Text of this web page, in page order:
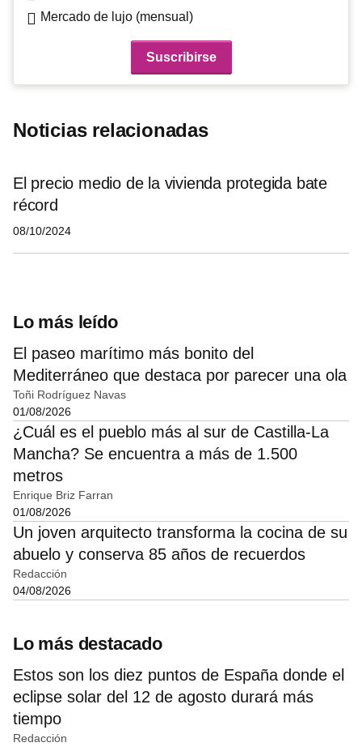
Mercado de lujo (mensual)
Noticias relacionadas
El precio medio de la vivienda protegida bate
récord
08/10/2024
Lo más leído
El paseo marítimo más bonito del
Mediterráneo que destaca por parecer una ola
Toñi Rodríguez Navas
01/08/2026
¿Cuál es el pueblo más al sur de Castilla-La
Mancha? Se encuentra a más de 1.500
metros
Enrique Briz Farran
01/08/2026
Un joven arquitecto transforma la cocina de su
abuelo y conserva 85 años de recuerdos
Redacción
04/08/2026
Lo más destacado
Estos son los diez puntos de España donde el
eclipse solar del 12 de agosto durará más
tiempo
Redacción